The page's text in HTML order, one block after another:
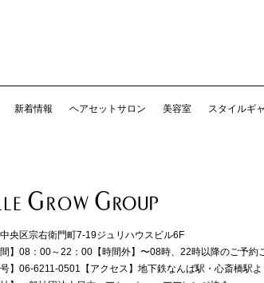
新着情報 ヘアセットサロン 美容室 スタイルギ
中央区宗右衛門町7-19ジュリハウスビル6F
】 08：00～22：00 【時間外】 〜08時、22時以降のご予約
】 06-6211-0501 【アクセス】 地下鉄なんば駅・心斎橋駅